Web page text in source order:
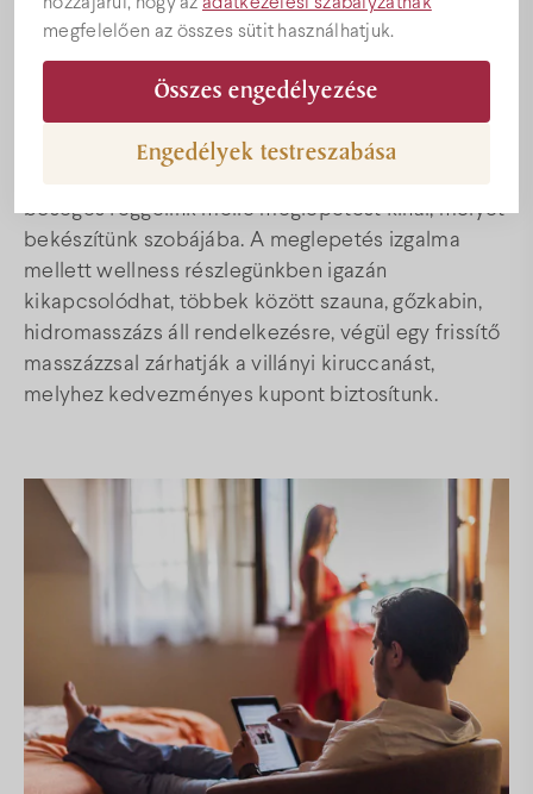
megfelelően az összes sütit használhatjuk.
Összes engedélyezése
Engedélyek testreszabása
2024. JANUÁR 30. - AUGUSZTUS 31.
Meglepetés szálláscsomag ajánlat a Bock Hotel
Ermitage****-ban.
bőséges reggelink mellé meglepetést kínál, melyet
bekészítünk szobájába. A meglepetés izgalma
mellett wellness részlegünkben igazán
kikapcsolódhat, többek között szauna, gőzkabin,
hidromasszázs áll rendelkezésre, végül egy frissítő
masszázzsal zárhatják a villányi kiruccanást,
melyhez kedvezményes kupont biztosítunk.
Árak
Akciók
Programok
Konferencia
Villány
Gyakori kérdések
Facebook Instagram Youtube